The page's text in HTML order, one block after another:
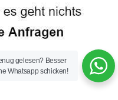
gelesen? Besser
Whatsapp schicken!